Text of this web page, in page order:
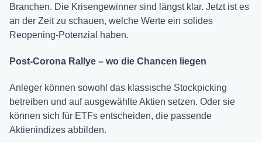
Branchen. Die Krisengewinner sind längst klar. Jetzt ist es
an der Zeit zu schauen, welche Werte ein solides
Reopening-Potenzial haben.
Post-Corona Rallye – wo die Chancen liegen
Anleger können sowohl das klassische Stockpicking
betreiben und auf ausgewählte Aktien setzen. Oder sie
können sich für ETFs entscheiden, die passende
Aktienindizes abbilden.